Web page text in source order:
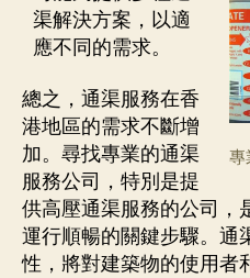
專
渠解決方案，以適
應不同的需求。
總之，通渠服務在香
港地區的需求不斷增
加。尋找專業的通渠
服務公司，特別是提
供高壓通渠服務的公司，
運行順暢的關鍵步驟。通
性，將對建築物的使用者